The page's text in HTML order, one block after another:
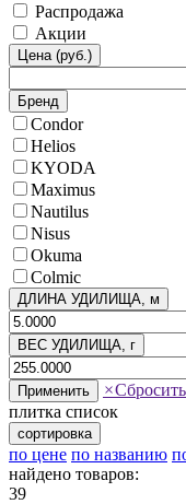
Распродажа
Акции
Цена (руб.)
Бренд
Condor
Helios
KYODA
Maximus
Nautilus
Nisus
Okuma
Сolmic
ДЛИНА УДИЛИЩА, м
ВЕС УДИЛИЩА, г
Применить ×
плитка список
сортировка
по цене по названию
найдено товаров:
39